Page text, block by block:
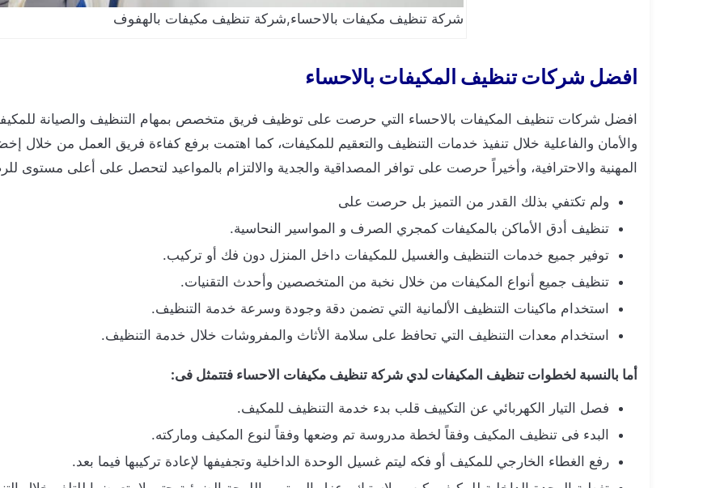
شركة تنظيف مكيفات بالاحساء,شركة تنظيف مكيفات بالهفوف
افضل شركات تنظيف المكيفات بالاحساء
افضل شركات تنظيف المكيفات بالاحساء التي حرصت على توظيف فريق متخصص بمهام التنظيف والصيانة للمكيفات
والأمان والفاعلية خلال تنفيذ خدمات التنظيف والتعقيم للمكيفات، كما اهتمت برفع كفاءة فريق العمل من خلال
المهنية والاحترافية، وأخيراً حرصت على توافر المصداقية والجدية والالتزام بالمواعيد لتحصل على أعلى مستوى
ولم تكتفي بذلك القدر من التميز بل حرصت على
تنظيف أدق الأماكن بالمكيفات كمجري الصرف و المواسير النحاسية.
توفير جميع خدمات التنظيف والغسيل للمكيفات داخل المنزل دون فك أو تركيب.
تنظيف جميع أنواع المكيفات من خلال نخبة من المتخصصين وأحدث التقنيات.
استخدام ماكينات التنظيف الألمانية التي تضمن دقة وجودة وسرعة خدمة التنظيف.
استخدام معدات التنظيف التي تحافظ على سلامة الأثاث والمفروشات خلال خدمة التنظيف.
أما بالنسبة لخطوات تنظيف المكيفات لدي شركة تنظيف مكيفات الاحساء فتتمثل فى:
فصل التيار الكهربائي عن التكييف قلب بدء خدمة التنظيف للمكيف.
البدء فى تنظيف المكيف وفقاً لخطة مدروسة تم وضعها وفقاً لنوع المكيف وماركته.
رفع الغطاء الخارجي للمكيف أو فكه ليتم غسيل الوحدة الداخلية وتجفيفها لإعادة تركيبها فيما بعد.